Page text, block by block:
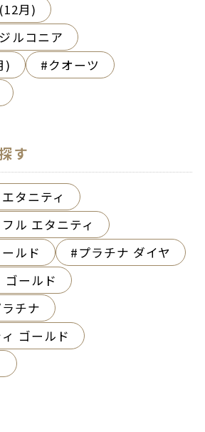
月)
ルコニア
)
クオーツ
す
タニティ
ル エタニティ
ルド
プラチナ ダイヤ
ゴールド
チナ
ゴールド